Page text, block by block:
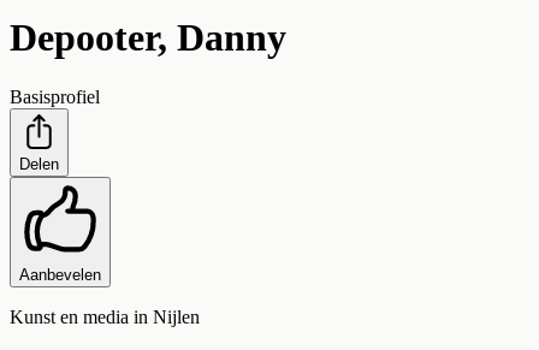
Depooter, Danny
Basisprofiel
Delen
Aanbevelen
Kunst en media in Nijlen